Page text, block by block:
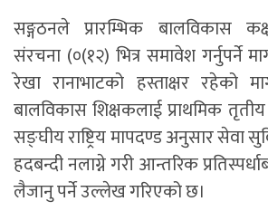
सङ्गठनले प्रारम्भिक बालविकास
संरचना (०(१२) भित्र समावेश गर्नुपर्ने
रेखा रानाभाटको हस्ताक्षर रहेको
बालविकास शिक्षकलाई प्राथमिक
सङ्घीय राष्ट्रिय मापदण्ड अनुसार सेवा
हदबन्दी नलाग्ने गरी आन्तरिक
लैजानु पर्ने उल्लेख गरिएको छ।